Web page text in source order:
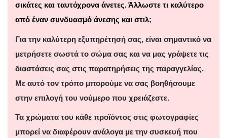
σικάτες και ταυτόχρονα άνετες. Άλλωστε τι καλύτερο
από έναν συνδυασμό άνεσης και στιλ;
Για την καλύτερη εξυπηρέτησή σας, είναι σημαντικό να
μετρήσετε σωστά το σώμα σας και να μας γράψετε τις
διαστάσεις σας στις παρατηρήσεις της παραγγελίας.
Με αυτό τον τρόπο μπορούμε να σας βοηθήσουμε
στην επιλογή του νούμερο που χρειάζεστε.
Τα χρώματα του κάθε προϊόντος στις φωτογραφίες
μπορεί να διαφέρουν ανάλογα με την συσκευή που